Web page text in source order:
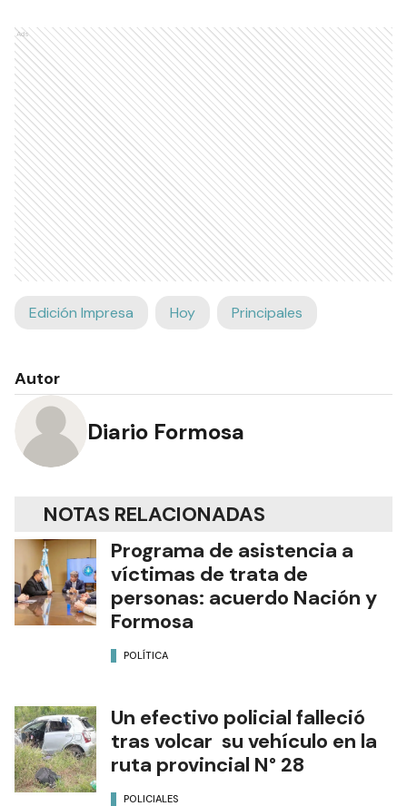
Ads
Edición Impresa Hoy Principales
Autor
Diario Formosa
NOTAS RELACIONADAS
Programa de asistencia a
víctimas de trata de
personas: acuerdo Nación y
Formosa
POLÍTICA
Un efectivo policial falleció
tras volcar su vehículo en la
ruta provincial N° 28
POLICIALES